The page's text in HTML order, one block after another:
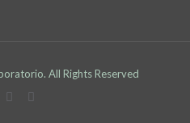
All Rights Reserved